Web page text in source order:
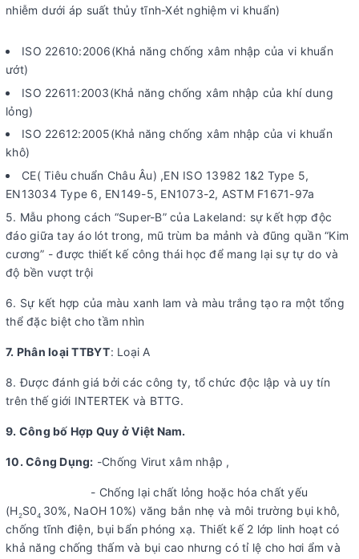
nhiễm dưới áp suất thủy tĩnh-Xét nghiệm vi khuẩn)
ISO 22610:2006(Khả năng chống xâm nhập của vi khuẩn
ướt)
ISO 22611:2003(Khả năng chống xâm nhập của khí dung
lỏng)
ISO 22612:2005(Khả năng chống xâm nhập của vi khuẩn
khô)
CE( Tiêu chuẩn Châu Âu) ,EN ISO 13982 1&2 Type 5,
EN13034 Type 6, EN149-5, EN1073-2, ASTM F1671-97a
5. Mẫu phong cách “Super-B” của Lakeland: sự kết hợp độc
đáo giữa tay áo lót trong, mũ trùm ba mảnh và đũng quần “Kim
cương” - được thiết kế công thái học để mang lại sự tự do và
độ bền vượt trội
6. Sự kết hợp của màu xanh lam và màu trắng tạo ra một tổng
thể đặc biệt cho tầm nhìn
7. Phân loại TTBYT: Loại A
8. Được đánh giá bởi các công ty, tổ chức độc lập và uy tín
trên thế giới INTERTEK và BTTG.
9. Công bố Hợp Quy ở Việt Nam.
10. Công Dụng: -Chống Virut xâm nhập ,
- Chống lại chất lỏng hoặc hóa chất yếu
(H2S04 30%, NaOH 10%) văng bắn nhẹ và môi trường bụi khô,
chống tĩnh điện, bụi bẩn phóng xạ. Thiết kế 2 lớp linh hoạt có
khả năng chống thấm và bụi cao nhưng có tỉ lệ cho hơi ẩm và